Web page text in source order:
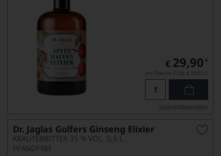
€ 29,90 *
pro Flasche (0.5l), € 59,80/L
Lebensmittel­angaben
Dr. Jaglas Golfers Ginseng Elixier
KRÄUTERBITTER 35 % VOL. 0,5 L
PFANDFREI